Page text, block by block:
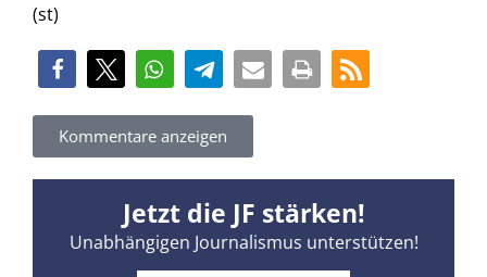
(st)
Kommentare anzeigen
Jetzt die JF stärken!
Unabhängigen Journalismus unterstützen!